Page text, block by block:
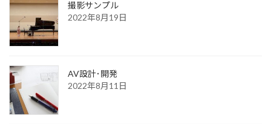
撮影サンプル
2022年8月19日
AV設計･開発
2022年8月11日